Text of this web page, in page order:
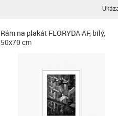
Rám na plakát FLORYDA AF, bílý,
50x70 cm